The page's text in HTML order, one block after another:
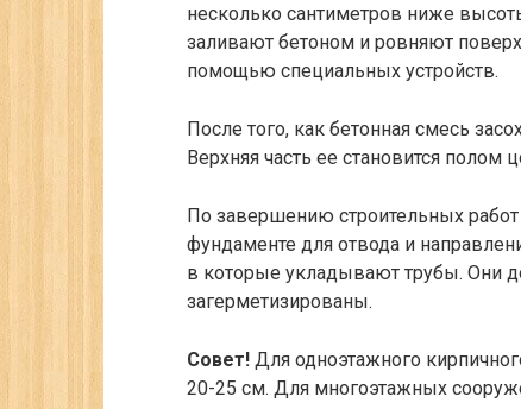
несколько сантиметров ниже
заливают бетоном и ровняют
помощью специальных устройств.
После того, как бетонная смесь
Верхняя часть ее становится полом
По завершению строительных
фундаменте для отвода и
в которые укладывают трубы. Они
загерметизированы.
Совет! Для одноэтажного
20-25 см. Для многоэтажных